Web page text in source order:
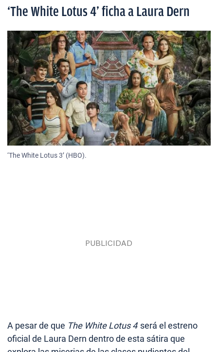
‘The White Lotus 4’ ficha a Laura Dern
‘The White Lotus 3’ (HBO).
A pesar de que The White Lotus 4 será el estreno
oficial de Laura Dern dentro de esta sátira que